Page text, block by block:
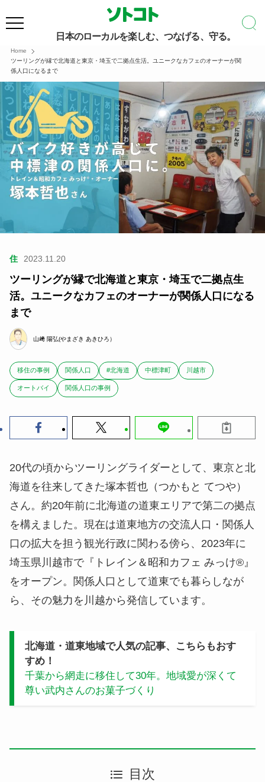
日本のローカルを楽しむ、つなげる、守る。
Home
ツーリングが縁で北海道と東京・埼玉で二拠点生活。ユニークなカフェのオーナーが関
係人口になるまで
住 2023.11.20
ツーリングが縁で北海道と東京・埼玉で二拠点生
活。ユニークなカフェのオーナーが関係人口になる
まで
山﨑 陽弘(やまざき あきひろ）
移住の事例 関係人口 #北海道 中標津町 川越市
オートバイ 関係人口の事例
20代の頃からツーリングライダーとして、東京と北
海道を往来してきた塚本哲也（つかもと てつや）
さん。約20年前に北海道の道東エリアで第二の拠点
を構えました。現在は道東地方の交流人口・関係人
口の拡大を担う観光行政に関わる傍ら、2023年に
埼玉県川越市で『トレイン＆昭和カフェ みっけ®』
をオープン。関係人口として道東でも暮らしなが
ら、その魅力を川越から発信しています。
北海道・道東地域で人気の記事、こちらもおす
すめ！
千葉から網走に移住して30年。地域愛が深くて
尊い武内さんのお菓子づくり
目次